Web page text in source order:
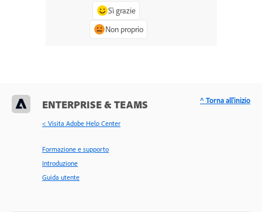
Sì grazie
Non proprio
ENTERPRISE & TEAMS
< Visita Adobe Help Center
Formazione e supporto
Introduzione
Guida utente
^ Torna all'inizio